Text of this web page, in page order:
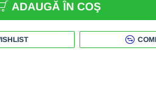
ADAUGĂ ÎN COŞ